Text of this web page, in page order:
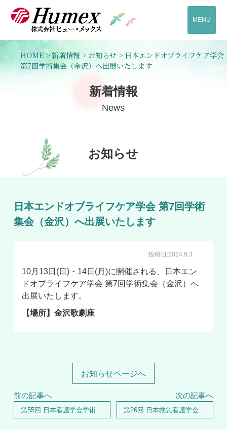
MENU
HOME> 新着情報 > お知らせ > 日本エンドオブライフケア学会
第7回学術集会（金沢）へ出展いたします
新着情報
News
お知らせ
日本エンドオブライフケア学会 第7回学術
集会（金沢）へ出展いたします
投稿日:2024.9.3
10月13日(日)・14日(月)に開催される、日本エン
ドオブライフケア学会 第7回学術集会（金沢）へ
出展いたします。
【場所】金沢歌劇座
お知らせページへ
前の記事へ
第55回 日本看護学会学術集会（熊本）へ出展いたします
次の記事へ